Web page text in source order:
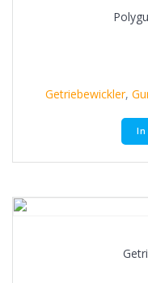
Getriebewickler,
In